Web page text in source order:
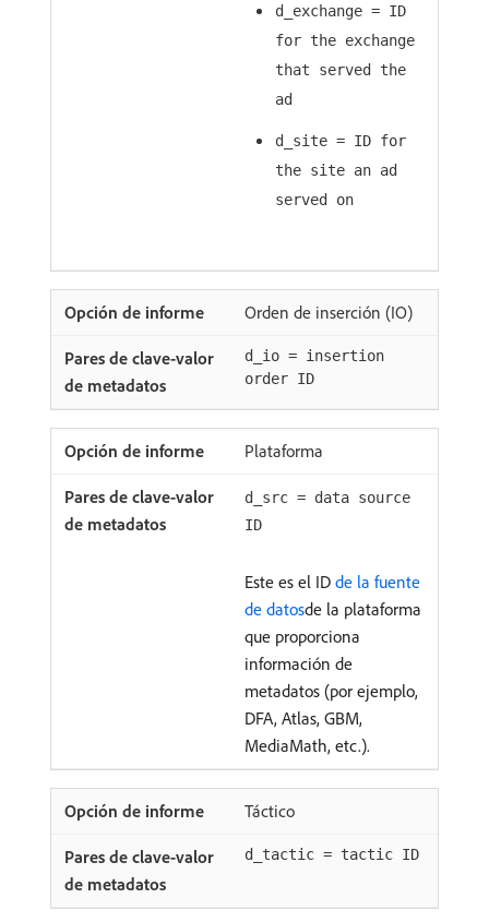
d_exchange = ID
for the exchange
that served the
ad
d_site = ID for
the site an ad
served on
Orden de inserción (IO)
d_io = insertion
order ID
Plataforma
d_src = data source
ID
Este es el ID de la fuente
de datosde la plataforma
que proporciona
información de
metadatos (por ejemplo,
DFA, Atlas, GBM,
MediaMath, etc.).
Táctico
d_tactic = tactic ID